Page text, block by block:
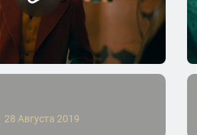
28 Августа 2019